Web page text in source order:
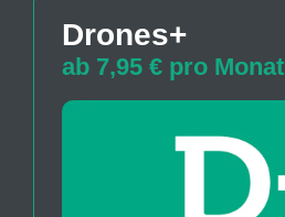
Drones+
ab 7,95 € pro Monat